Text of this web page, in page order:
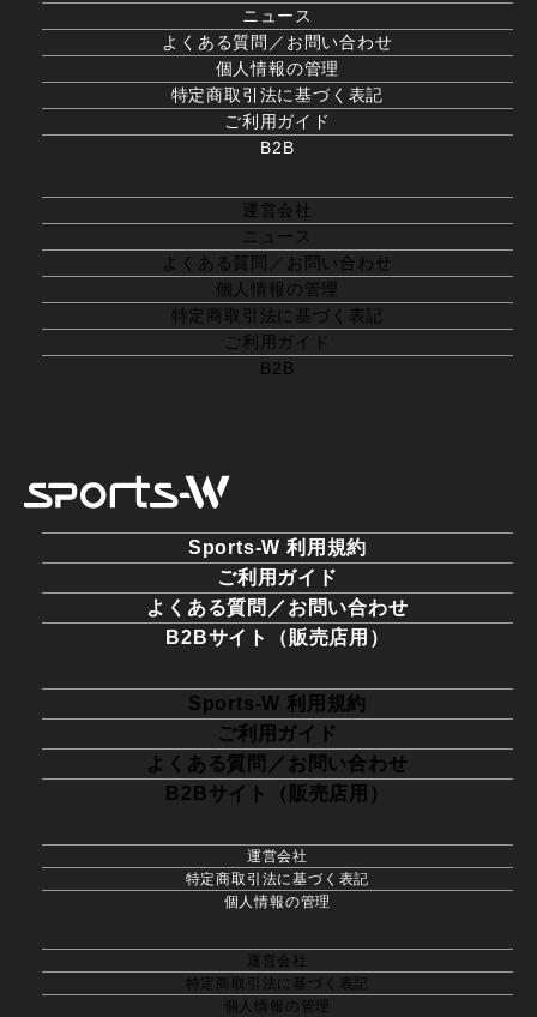
ニュース
よくある質問／お問い合わせ
個人情報の管理
特定商取引法に基づく表記
ご利用ガイド
B2B
運営会社
ニュース
よくある質問／お問い合わせ
個人情報の管理
特定商取引法に基づく表記
ご利用ガイド
B2B
Sports-W 利用規約
ご利用ガイド
よくある質問／お問い合わせ
B2Bサイト（販売店用）
Sports-W 利用規約
ご利用ガイド
よくある質問／お問い合わせ
B2Bサイト（販売店用）
運営会社
特定商取引法に基づく表記
個人情報の管理
運営会社
特定商取引法に基づく表記
個人情報の管理